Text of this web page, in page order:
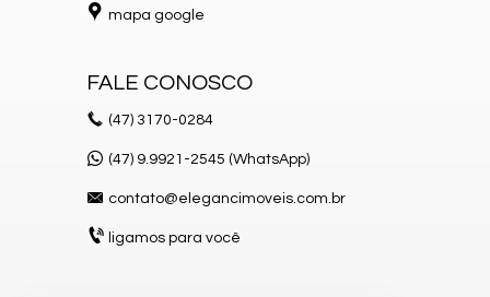
mapa google
FALE CONOSCO
(47) 3170-0284
(47) 9.9921-2545 (WhatsApp)
contato@elegancimoveis.com.br
ligamos para você